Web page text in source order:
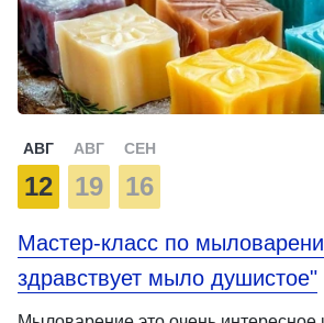
АВГ
12
АВГ
19
СЕН
16
Мастер-класс по
здравствует мыло душистое"